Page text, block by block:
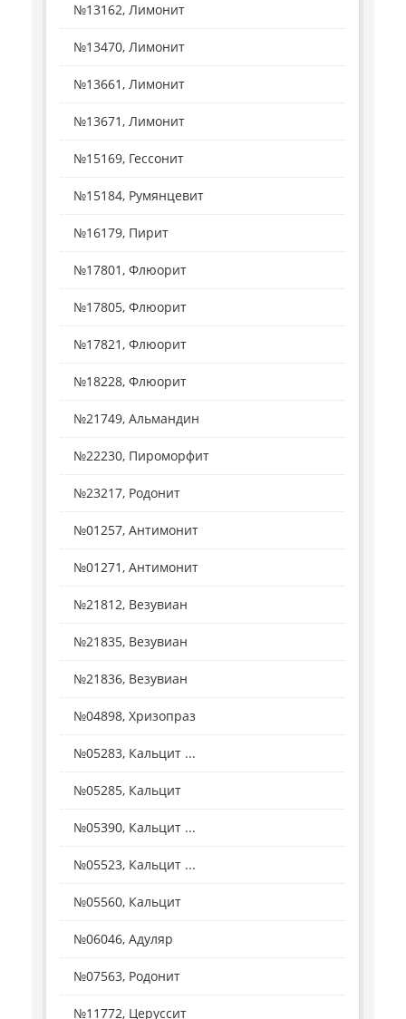
№13162, Лимонит
№13470, Лимонит
№13661, Лимонит
№13671, Лимонит
№15169, Гессонит
№15184, Румянцевит
№16179, Пирит
№17801, Флюорит
№17805, Флюорит
№17821, Флюорит
№18228, Флюорит
№21749, Альмандин
№22230, Пироморфит
№23217, Родонит
№01257, Антимонит
№01271, Антимонит
№21812, Везувиан
№21835, Везувиан
№21836, Везувиан
№04898, Хризопраз
№05283, Кальцит ...
№05285, Кальцит
№05390, Кальцит ...
№05523, Кальцит ...
№05560, Кальцит
№06046, Адуляр
№07563, Родонит
№11772, Церуссит